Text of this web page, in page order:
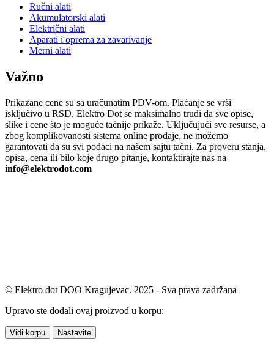
Ručni alati
Akumulatorski alati
Električni alati
Aparati i oprema za zavarivanje
Merni alati
Važno
Prikazane cene su sa uračunatim PDV-om. Plaćanje se vrši
isključivo u RSD. Elektro Dot se maksimalno trudi da sve opise,
slike i cene što je moguće tačnije prikaže. Uključujući sve resurse, a
zbog komplikovanosti sistema online prodaje, ne možemo
garantovati da su svi podaci na našem sajtu tačni. Za proveru stanja,
opisa, cena ili bilo koje drugo pitanje, kontaktirajte nas na
info@elektrodot.com
© Elektro dot DOO Kragujevac. 2025 - Sva prava zadržana
Upravo ste dodali ovaj proizvod u korpu:
Vidi korpu Nastavite